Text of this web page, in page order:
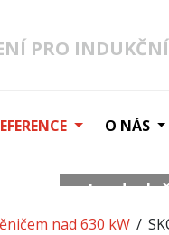
PRO
O NÁS
nad 630 kW